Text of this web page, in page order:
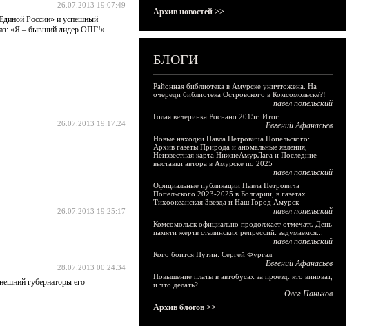
26.07.2013 19:07:49
России» и успешный
«Я – бывший лидер ОПГ!»
26.07.2013 19:17:24
26.07.2013 19:25:17
28.07.2013 00:24:34
губернаторы его
Архив новостей >>
БЛОГИ
Районная библиотека в Амурске уничтожена. На
очереди библиотека Островского в Комсомольске?!
павел попельский
Голая вечеринка Роснано 2015г. Итог.
Евгений Афанасьев
Новые находки Павла Петровича Попельского:
Архив газеты Природа и аномальные явления,
Неизвестная карта НижнеАмурЛага и Последние
выставки автора в Амурске по 2025
павел попельский
Официальные публикации Павла Петровича
Попельского 2023-2025 в Болгарии, в газетах
Тихоокеанская Звезда и Наш Город Амурск
павел попельский
Комсомольск официально продолжает отмечать День
памяти жертв сталинских репрессий: задумаемся...
павел попельский
Кого боится Путин: Сергей Фургал
Евгений Афанасьев
Повышение платы в автобусах за проезд: кто виноват,
и что делать?
Олег Паньков
Архив блогов >>